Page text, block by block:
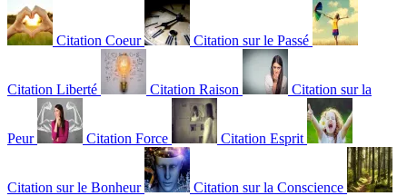
Citation Coeur Citation sur le Passé
Citation Liberté Citation Raison Citation sur la
Peur Citation Force Citation Esprit
Citation sur le Bonheur Citation sur la Conscience